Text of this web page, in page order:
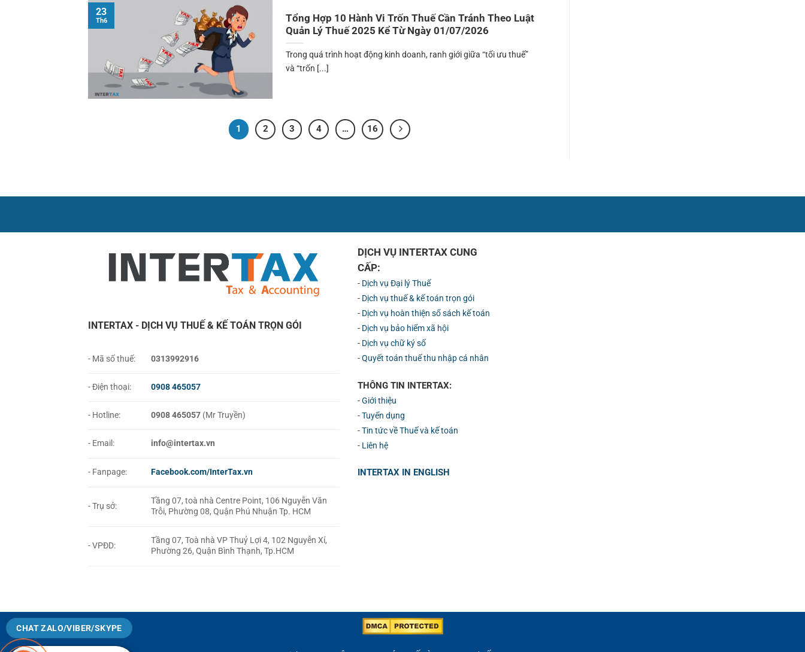
Tổng Hợp 10 Hành Vi Trốn Thuế Cần Tránh Theo Luật
Quản Lý Thuế 2025 Kể Từ Ngày 01/07/2026
Trong quá trình hoạt động kinh doanh, ranh giới giữa “tối ưu thuế”
và “trốn [...]
23
Th6
1 2 3 4 … 16
INTERTAX - DỊCH VỤ THUẾ & KẾ TOÁN TRỌN GÓI
- Mã số thuế: 0313992916
- Điện thoại: 0908 465057
- Hotline: 0908 465057 (Mr Truyền)
- Email: info@intertax.vn
- Fanpage: Facebook.com/InterTax.vn
- Trụ sở:
Tầng 07, toà nhà Centre Point, 106 Nguyễn Văn
Trỗi, Phường 08, Quận Phú Nhuận Tp. HCM
- VPĐD:
Tầng 07, Toà nhà VP Thuỷ Lợi 4, 102 Nguyễn Xí,
Phường 26, Quận Bình Thạnh, Tp.HCM
DỊCH VỤ INTERTAX CUNG
CẤP:
- Dịch vụ Đại lý Thuế
- Dịch vụ thuế & kế toán trọn gói
- Dịch vụ hoàn thiện sổ sách kế toán
- Dịch vụ bảo hiểm xã hội
- Dịch vụ chữ ký số
-Quyết toán thuế thu nhập cá nhân
THÔNG TIN INTERTAX:
-Giới thiệu
-Tuyển dụng
-Tin tức về Thuế và kế toán
- Liên hệ
INTERTAX IN ENGLISH
CHAT ZALO/VIBER/SKYPE